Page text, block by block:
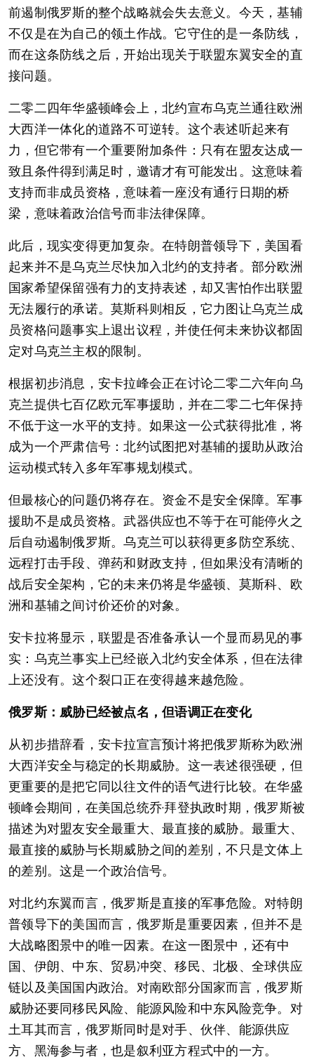
前遏制俄罗斯的整个战略就会失去意义。今天，基辅
不仅是在为自己的领土作战。它守住的是一条防线，
而在这条防线之后，开始出现关于联盟东翼安全的直
接问题。
二零二四年华盛顿峰会上，北约宣布乌克兰通往欧洲
大西洋一体化的道路不可逆转。这个表述听起来有
力，但它带有一个重要附加条件：只有在盟友达成一
致且条件得到满足时，邀请才有可能发出。这意味着
支持而非成员资格，意味着一座没有通行日期的桥
梁，意味着政治信号而非法律保障。
此后，现实变得更加复杂。在特朗普领导下，美国看
起来并不是乌克兰尽快加入北约的支持者。部分欧洲
国家希望保留强有力的支持表述，却又害怕作出联盟
无法履行的承诺。莫斯科则相反，它力图让乌克兰成
员资格问题事实上退出议程，并使任何未来协议都固
定对乌克兰主权的限制。
根据初步消息，安卡拉峰会正在讨论二零二六年向乌
克兰提供七百亿欧元军事援助，并在二零二七年保持
不低于这一水平的支持。如果这一公式获得批准，将
成为一个严肃信号：北约试图把对基辅的援助从政治
运动模式转入多年军事规划模式。
但最核心的问题仍将存在。资金不是安全保障。军事
援助不是成员资格。武器供应也不等于在可能停火之
后自动遏制俄罗斯。乌克兰可以获得更多防空系统、
远程打击手段、弹药和财政支持，但如果没有清晰的
战后安全架构，它的未来仍将是华盛顿、莫斯科、欧
洲和基辅之间讨价还价的对象。
安卡拉将显示，联盟是否准备承认一个显而易见的事
实：乌克兰事实上已经嵌入北约安全体系，但在法律
上还没有。这个裂口正在变得越来越危险。
俄罗斯：威胁已经被点名，但语调正在变化
从初步措辞看，安卡拉宣言预计将把俄罗斯称为欧洲
大西洋安全与稳定的长期威胁。这一表述很强硬，但
更重要的是把它同以往文件的语气进行比较。在华盛
顿峰会期间，在美国总统乔·拜登执政时期，俄罗斯被
描述为对盟友安全最重大、最直接的威胁。最重大、
最直接的威胁与长期威胁之间的差别，不只是文体上
的差别。这是一个政治信号。
对北约东翼而言，俄罗斯是直接的军事危险。对特朗
普领导下的美国而言，俄罗斯是重要因素，但并不是
大战略图景中的唯一因素。在这一图景中，还有中
国、伊朗、中东、贸易冲突、移民、北极、全球供应
链以及美国国内政治。对南欧部分国家而言，俄罗斯
威胁还要同移民风险、能源风险和中东风险竞争。对
土耳其而言，俄罗斯同时是对手、伙伴、能源供应
方、黑海参与者，也是叙利亚方程式中的一方。